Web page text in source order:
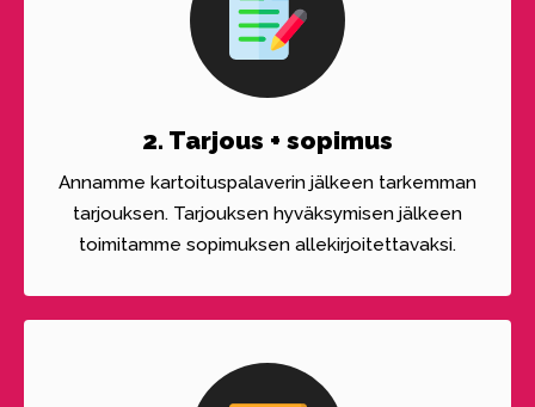
2. Tarjous + sopimus
Annamme kartoituspalaverin jälkeen tarkemman
tarjouksen. Tarjouksen hyväksymisen jälkeen
toimitamme sopimuksen allekirjoitettavaksi.